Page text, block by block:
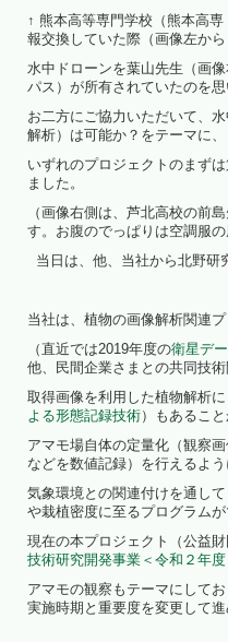
↑ 熊本高等専門学校（熊本高
報交換していた際（画像左から
水中ドローンを葉山先生（画
パス）が所有されていたのを思
お二方にご協力いただいて、
解析）は可能か？をテーマに
いずれのプロジェクトのまず
ました。
（画像右側は、芦北高校の前
す。お腹のでっぱりは空調服の
当日は、他、当社から北野研
当社は、植物の画像解析関連
（直近では2019年度の衛星デ
他、民間企業さまとの共同技術
取得画像を利用した植物解析
よる形態記録技術）もあること
アマモ場自体の定量化（観察
などを数値記録）を行えるよう
気象環境との関連付けを通し
や栽植密度に至るプログラム
現在の本プロジェクト（公益
技術研究開発事業 ＜令和２年度
アマモの観察もテーマにして
実施時期と重要度を変更して進